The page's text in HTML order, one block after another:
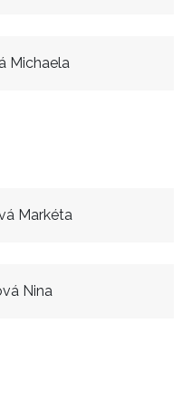
Michaela
Markéta
Nina